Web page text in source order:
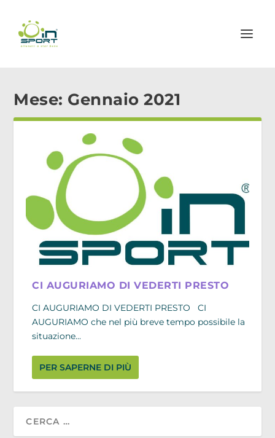
Mese: Gennaio 2021
CI AUGURIAMO DI VEDERTI PRESTO
CI AUGURIAMO DI VEDERTI PRESTO CI
AUGURIAMO che nel più breve tempo possibile la
situazione...
PER SAPERNE DI PIÙ